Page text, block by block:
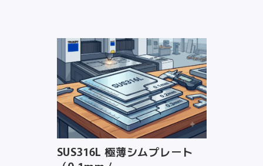
SUS316L 極薄シムプレート